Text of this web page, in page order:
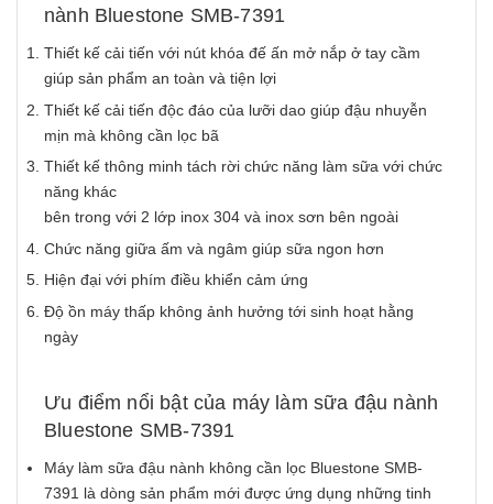
nành Bluestone SMB-7391
Thiết kế cải tiến với nút khóa đế ấn mở nắp ở tay cầm
giúp sản phẩm an toàn và tiện lợi
Thiết kế cải tiến độc đáo của lưỡi dao giúp đậu nhuyễn
mịn mà không cần lọc bã
Thiết kế thông minh tách rời chức năng làm sữa với chức
năng khác
bên trong với 2 lớp inox 304 và inox sơn bên ngoài
Chức năng giữa ấm và ngâm giúp sữa ngon hơn
Hiện đại với phím điều khiển cảm ứng
Độ ồn máy thấp không ảnh hưởng tới sinh hoạt hằng
ngày
Ưu điểm nổi bật của máy làm sữa đậu nành
Bluestone SMB-7391
Máy làm sữa đậu nành không cần lọc Bluestone SMB-
7391 là dòng sản phẩm mới được ứng dụng những tinh